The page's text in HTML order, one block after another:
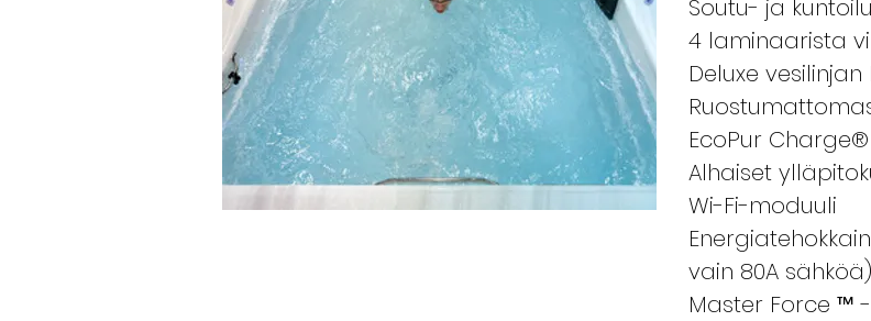
Soutu- ja
4 laminaarista
Deluxe vesilinjan
EcoPur
Alhaiset
Wi-Fi-moduuli
vain 80A sähköä)
Master Force ™